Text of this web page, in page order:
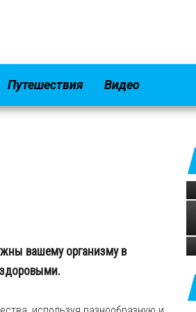
Путешествия Видео
вашему организму в
здоровыми.